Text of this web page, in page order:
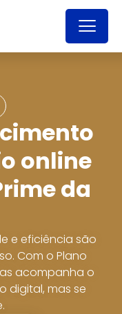
online
da
e eficiência são
Com o Plano
acompanha o
digital, mas se